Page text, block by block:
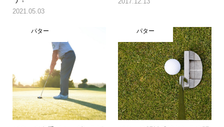
2021.05.03
パター パター